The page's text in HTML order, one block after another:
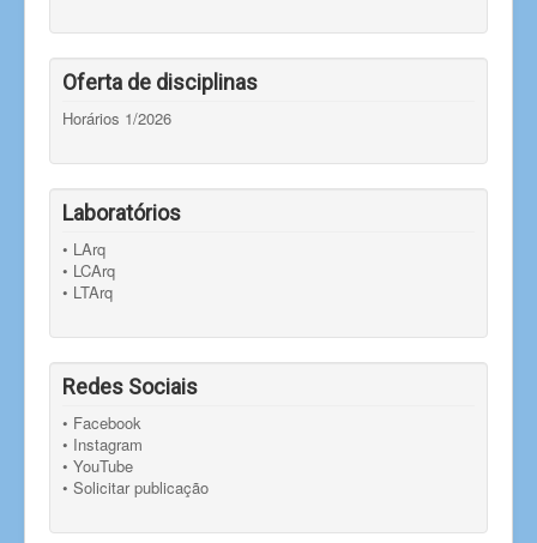
Oferta de disciplinas
Horários 1/2026
Laboratórios
• LArq
• LCArq
• LTArq
Redes Sociais
• Facebook
• Instagram
• YouTube
• Solicitar publicação